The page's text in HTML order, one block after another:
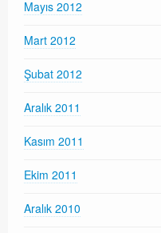
Mayıs 2012
Mart 2012
Şubat 2012
Aralık 2011
Kasım 2011
Ekim 2011
Aralık 2010